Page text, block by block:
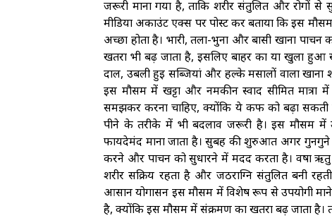
जरूरी माना गया है, ताकि शरीर संतुलित और रोगों
मीडिया अकाउंट एक्स पर पोस्ट कर बताया कि इस
अच्छा होता है। भारी, तला-भुना और बासी खाना
खतरा भी बढ़ जाता है, इसलिए बाहर का या खुला हुआ
दाल, उबली हुई सब्जियां और हल्के मसालों वाला खाना
इस मौसम में खट्टा और नमकीन स्वाद सीमित
समझकर करना चाहिए, क्योंकि ये कफ को बढ़ा सकती
पीने के तरीके में भी बदलाव जरूरी है। इस मौसम में
फायदेमंद माना जाता है। सुबह की शुरुआत अगर गुनगुने
करने और पाचन को सुधारने में मदद करता है। वर्षा
शरीर सक्रिय रहता है और जठराग्नि संतुलित बनी
आसान योगासन इस मौसम में विशेष रूप से उपयोगी
है, क्योंकि इस मौसम में संक्रमण का खतरा बढ़ जाता है।